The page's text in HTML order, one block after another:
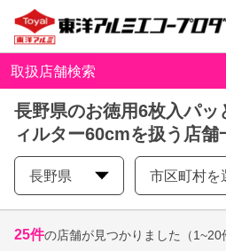
取扱店舗検索
長野県のお徳用6枚入パッ
ィルター60cmを扱う店舗
長野県 市区町村を
25件の店舗が見つかりました （1~20